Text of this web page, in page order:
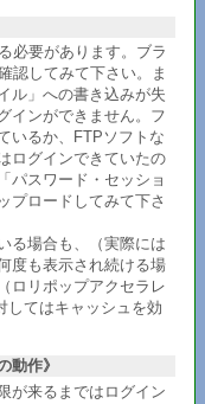
必要があります。ブラ
認してみて下さい。ま
ル」への書き込みが失
インができません。フ
いるか、FTPソフトな
ログインできていたの
パスワード・セッショ
プロードしてみて下さ
る場合も、（実際には
度も表示され続ける場
ロリポップアクセラレ
してはキャッシュを効
動作》
が来るまではログイン